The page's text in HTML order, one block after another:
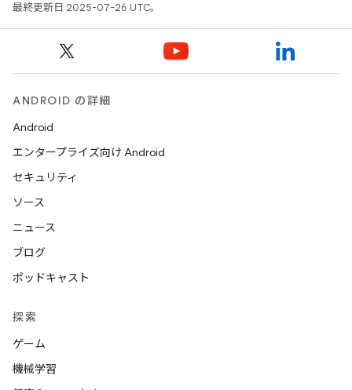
最終更新日 2025-07-26 UTC。
ANDROID の詳細
Android
エンタープライズ向け Android
セキュリティ
ソース
ニュース
ブログ
ポッドキャスト
探索
ゲーム
機械学習